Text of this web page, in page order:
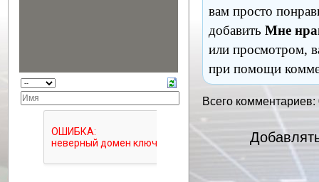
вам просто
добавить Мне
или просмотром,
при помощи
Всего комментариев: